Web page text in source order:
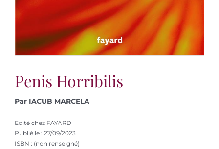
Penis Horribilis
Par IACUB MARCELA
Edité chez FAYARD
Publié le : 27/09/2023
ISBN : (non renseigné)